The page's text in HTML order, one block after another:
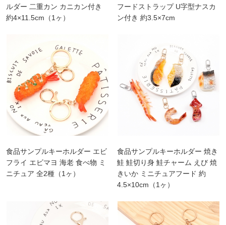
ルダー 二重カン カニカン付き
約4×11.5cm（1ヶ）
フードストラップ U字型ナスカ
ン付き 約3.5×7cm
食品サンプルキーホルダー エビ
フライ エビマヨ 海老 食べ物 ミ
ニチュア 全2種（1ヶ）
食品サンプルキーホルダー 焼き
鮭 鮭切り身 鮭チャーム えび 焼
きいか ミニチュアフード 約
4.5×10cm（1ヶ）